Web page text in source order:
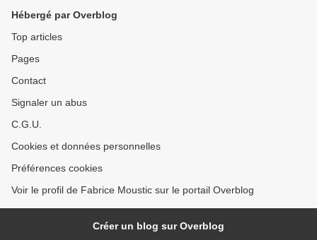
Hébergé par Overblog
Top articles
Pages
Contact
Signaler un abus
C.G.U.
Cookies et données personnelles
Préférences cookies
Voir le profil de Fabrice Moustic sur le portail Overblog
Créer un blog sur Overblog